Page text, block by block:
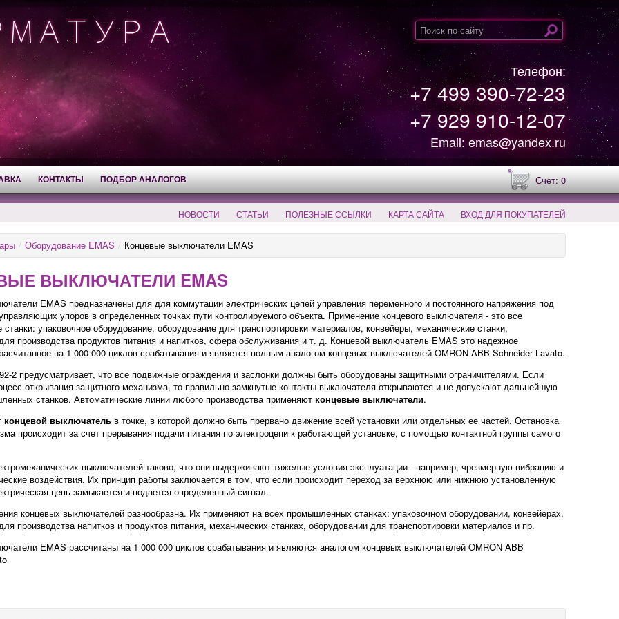
Телефон:
+7 499 390-72-23
+7 929 910-12-07
Email: emas@yandex.ru
КОНТАКТЫ ПОДБОР АНАЛОГОВ Счет: 0
НОВОСТИ СТАТЬИ ПОЛЕЗНЫЕ ССЫЛКИ КАРТА САЙТА ВХОД ДЛЯ ПОКУПАТЕЛЕЙ
/ Оборудование EMAS / Концевые выключатели EMAS
ВЫКЛЮЧАТЕЛИ EMAS
EMAS предназначены для для коммутации электрических цепей управления переменного и постоянного напряжения под
упоров в определенных точках пути контролируемого объекта. Применение концевого выключателя - это все
упаковочное оборудование, оборудование для транспортировки материалов, конвейеры, механические станки,
производства продуктов питания и напитков, сфера обслуживания и т. д. Концевой выключатель EMAS это надежное
на 1 000 000 циклов срабатывания и является полным аналогом концевых выключателей OMRON ABB Schneider Lavato.
2 предусматривает, что все подвижные ограждения и заслонки должны быть оборудованы защитными ограничителями. Если
открывания защитного механизма, то правильно замкнутые контакты выключателя открываются и не допускают дальнейшую
станков. Автоматические линии любого производства применяют концевые выключатели.
концевой выключатель в точке, в которой должно быть прервано движение всей установки или отдельных ее частей. Остановка
происходит за счет прерывания подачи питания по электроцепи к работающей установке, с помощью контактной группы самого
выключателей таково, что они выдерживают тяжелые условия эксплуатации - например, чрезмерную вибрацию и
воздействия. Их принцип работы заключается в том, что если происходит переход за верхнюю или нижнюю установленную
цепь замыкается и подается определенный сигнал.
концевых выключателей разнообразна. Их применяют на всех промышленных станках: упаковочном оборудовании, конвейерах,
производства напитков и продуктов питания, механических станках, оборудовании для транспортировки материалов и пр.
EMAS рассчитаны на 1 000 000 циклов срабатывания и являются аналогом концевых выключателей OMRON ABB